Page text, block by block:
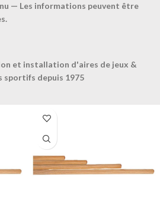
— Les informations peuvent être
et installation d'aires de jeux &
sportifs depuis 1975